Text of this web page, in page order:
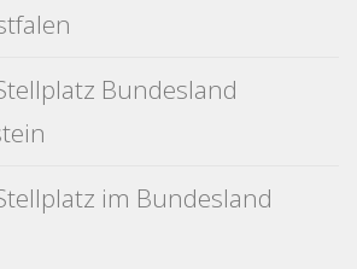
Bundesland
im Bundesland